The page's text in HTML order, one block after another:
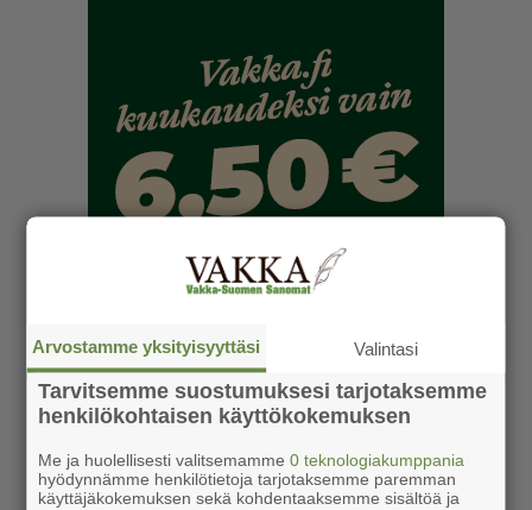
Arvostamme yksityisyyttäsi Valintasi
Tarvitsemme suostumuksesi tarjotaksemme
henkilökohtaisen käyttökokemuksen
Me ja huolellisesti valitsemamme0 teknologiakumppania
hyödynnämme henkilötietoja tarjotaksemme paremman
käyttäjäkokemuksen sekä kohdentaaksemme sisältöä ja